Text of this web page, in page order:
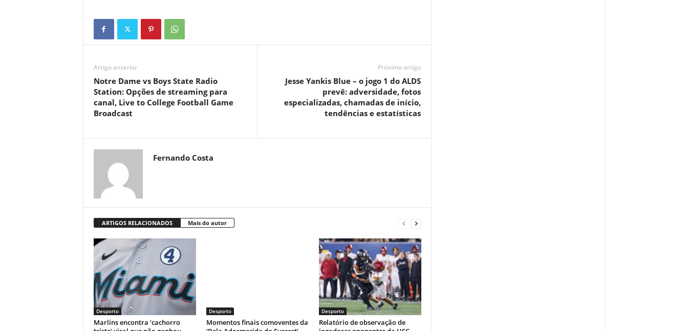
Artigo anterior
Notre Dame vs Boys State Radio
Station: Opções de streaming para
canal, Live to College Football Game
Broadcast
Próximo artigo
Jesse Yankis Blue – o jogo 1 do ALDS
prevê: adversidade, fotos
especializadas, chamadas de início,
tendências e estatísticas
Fernando Costa
ARTIGOS RELACIONADOS Mais do autor
Desporto
Marlins encontra ‘cachorro
Desporto
Momentos finais comoventes da
Desporto
Relatório de observação de